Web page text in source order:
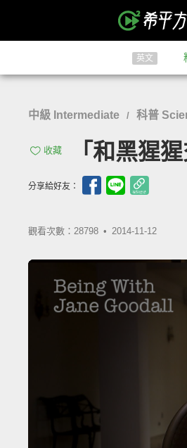
英文
中級 Intermediate / 科普
收藏 「和黑猩
分享給好友：
觀看次數：28798 • 2014-11-12